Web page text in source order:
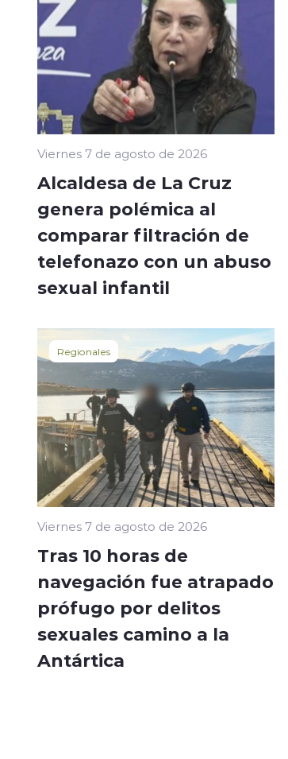
Viernes 7 de agosto de 2026
Alcaldesa de La Cruz
genera polémica al
comparar filtración de
telefonazo con un abuso
sexual infantil
Regionales
Viernes 7 de agosto de 2026
Tras 10 horas de
navegación fue atrapado
prófugo por delitos
sexuales camino a la
Antártica